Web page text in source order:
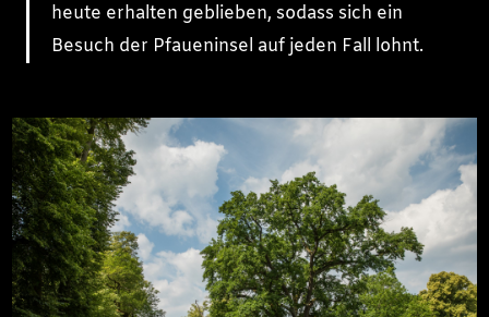
heute erhalten geblieben, sodass sich ein
Besuch der Pfaueninsel auf jeden Fall lohnt.